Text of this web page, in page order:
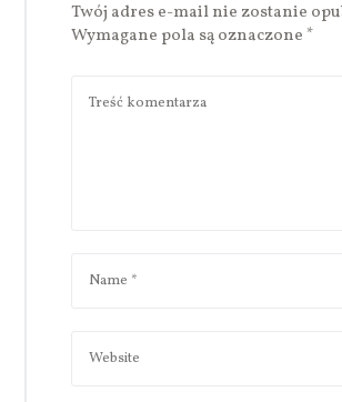
Twój adres e-mail nie zostanie
Wymagane pola są oznaczone *